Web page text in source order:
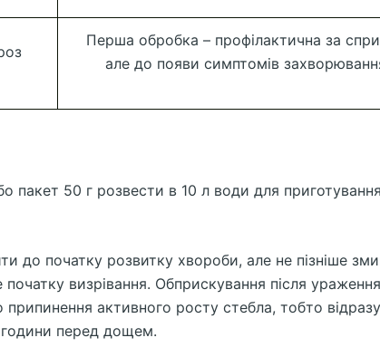
Перша обробка – профілактична за
але до появи симптомів
пакет 50 г розвести в 10 л води для
до початку розвитку хвороби, але не пізніше
початку визрівання. Обприскування після
активного росту стебла, тобто відразу
перед дощем.